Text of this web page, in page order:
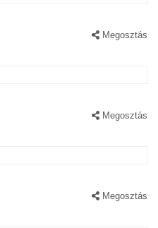
Megosztás
Megosztás
Megosztás